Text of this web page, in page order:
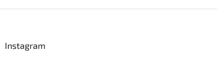
Instagram